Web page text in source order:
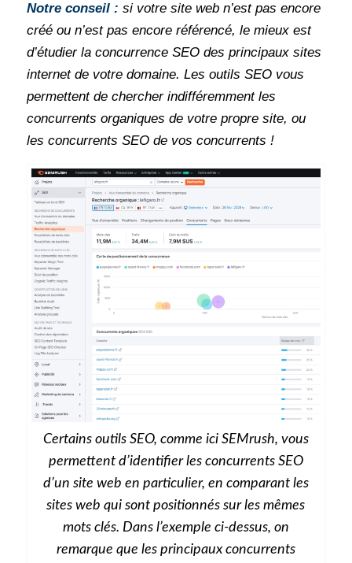
Notre conseil : si votre site web n’est pas encore
créé ou n’est pas encore référencé, le mieux est
d’étudier la concurrence SEO des principaux sites
internet de votre domaine. Les outils SEO vous
permettent de chercher indifféremment les
concurrents organiques de votre propre site, ou
les concurrents SEO de vos concurrents !
Certains outils SEO, comme ici SEMrush, vous
permettent d’identifier les concurrents SEO
d’un site web en particulier, en comparant les
sites web qui sont positionnés sur les mêmes
mots clés. Dans l’exemple ci-dessus, on
remarque que les principaux concurrents